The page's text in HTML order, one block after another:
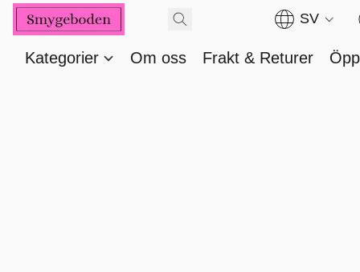
SV
Kategorier Om oss Frakt & Returer